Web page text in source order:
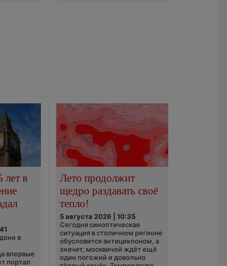
лет в
в
впервые
портал
Лето продолжит
щедро раздавать своё
тепло!
5 августа 2026 | 10:35
Сегодня синоптическая
ситуация в столичном регионе
обусловится антициклоном, а
значит, москвичей ждёт ещё
один погожий и довольно